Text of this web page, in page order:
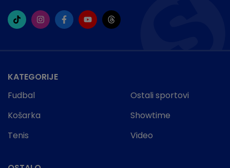
KATEGORIJE
Fudbal
Košarka
Tenis
Ostali sportovi
Showtime
Video